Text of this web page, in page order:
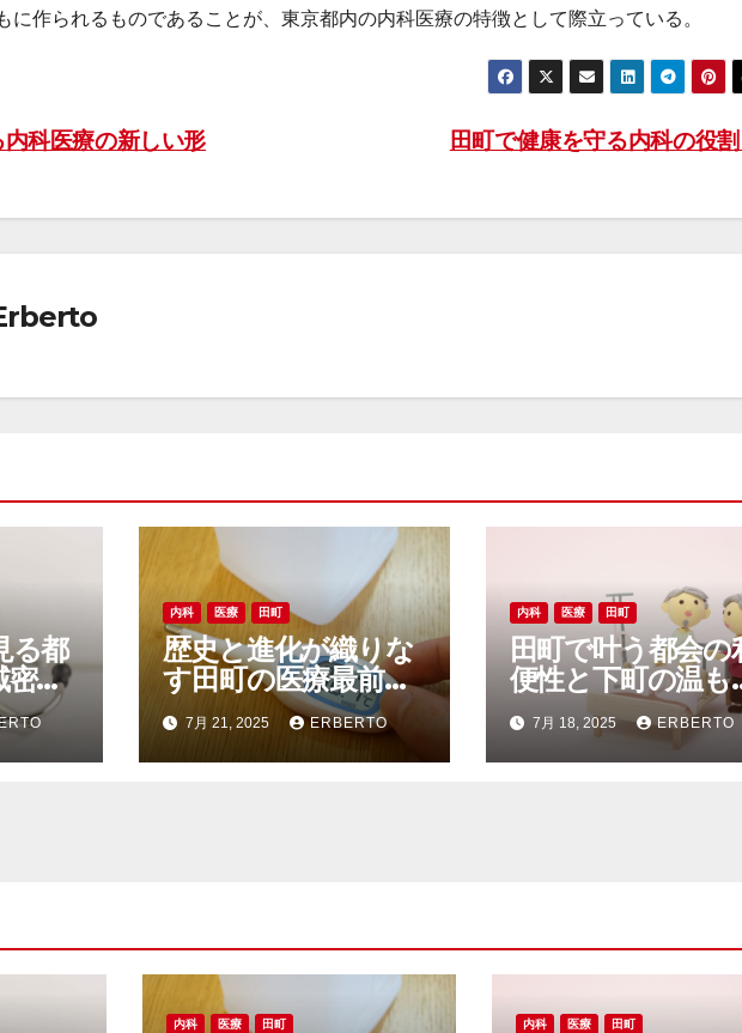
に作られるものであることが、東京都内の内科医療の特徴として際立っている。
田町で健康を守る内科の役
科医療の新しい形
る都
密着
新
内科 医療 田町
歴史と進化が織りな
す田町の医療最前線
と快適なくらし
7月 21, 2025 ERBERTO
内科 医療 田町
田町で叶う都会の
便性と下町の温も
安心医療と多様な
らしの調和
7月 18, 2025 ERBERTO
内科 医療 田町 内科 医療 田町